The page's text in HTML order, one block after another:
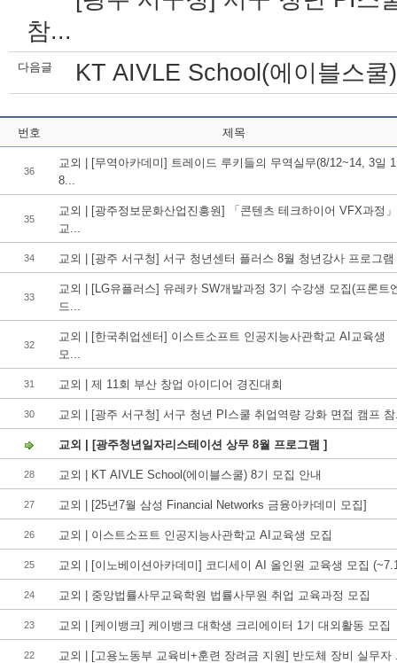
참...
다음글 KT AIVLE School(에이블스
번호 제목
36
교외 | [무역아카데미] 트레이드 루키들의 무역실무(8/12~14, 3일 1
8...
35
교외 | [광주정보문화산업진흥원] 「콘텐츠 테크하이어 VFX과정」
교...
34 교외 | [광주 서구청] 서구 청년센터 플러스 8월 청년강사 프로그램
33
교외 | [LG유플러스] 유레카 SW개발과정 3기 수강생 모집(프론트
드...
32
교외 | [한국취업센터] 이스트소프트 인공지능사관학교 AI교육생
모...
31 교외 | 제 11회 부산 창업 아이디어 경진대회
30 교외 | [광주 서구청] 서구 청년 PI스쿨 취업역량 강화 면접 캠프
교외 | [광주청년일자리스테이션 상무 8월 프로그램 ]
28 교외 | KT AIVLE School(에이블스쿨) 8기 모집 안내
27 교외 | [25년7월 삼성 Financial Networks 금융아카데미 모집]
26 교외 | 이스트소프트 인공지능사관학교 AI교육생 모집
25 교외 | [이노베이션아카데미] 코디세이 AI 올인원 교육생 모집
24 교외 | 중앙법률사무교육학원 법률사무원 취업 교육과정 모집
23 교외 | [케이뱅크] 케이뱅크 대학생 크리에이터 1기 대외활동 모집
22 교외 | [고용노동부 교육비+훈련 장려금 지원] 반도체 장비 실무자